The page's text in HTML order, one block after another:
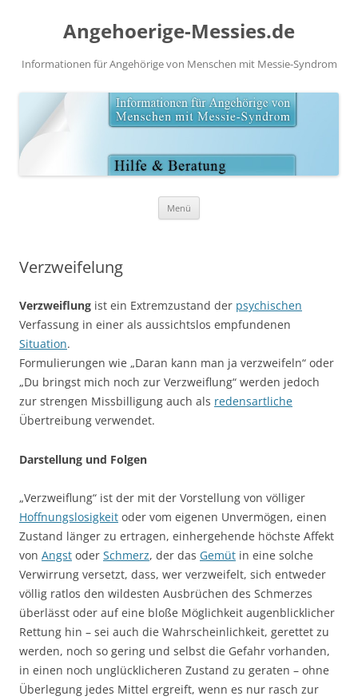
Angehoerige-Messies.de
Informationen für Angehörige von Menschen mit Messie-Syndrom
Menü
Verzweifelung
Verzweiflung ist ein Extremzustand der psychischen
Verfassung in einer als aussichtslos empfundenen
Situation.
Formulierungen wie „Daran kann man ja verzweifeln“ oder
„Du bringst mich noch zur Verzweiflung“ werden jedoch
zur strengen Missbilligung auch als redensartliche
Übertreibung verwendet.
Darstellung und Folgen
„Verzweiflung“ ist der mit der Vorstellung von völliger
Hoffnungslosigkeit oder vom eigenen Unvermögen, einen
Zustand länger zu ertragen, einhergehende höchste Affekt
von Angst oder Schmerz, der das Gemüt in eine solche
Verwirrung versetzt, dass, wer verzweifelt, sich entweder
völlig ratlos den wildesten Ausbrüchen des Schmerzes
überlässt oder auf eine bloße Möglichkeit augenblicklicher
Rettung hin – sei auch die Wahrscheinlichkeit, gerettet zu
werden, noch so gering und selbst die Gefahr vorhanden,
in einen noch unglücklicheren Zustand zu geraten – ohne
Überlegung jedes Mittel ergreift, wenn es nur rasch zur